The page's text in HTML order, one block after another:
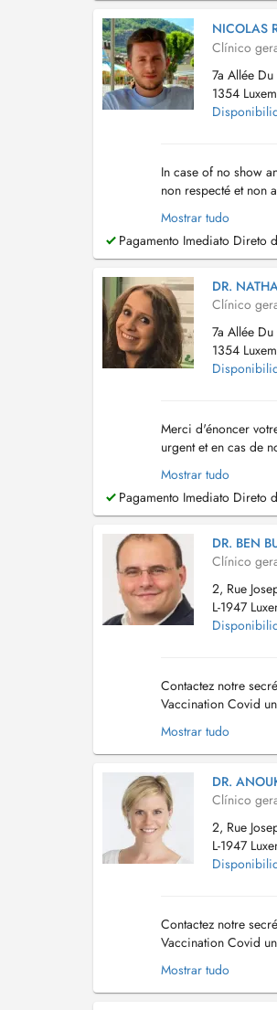
NICOLAS
Clínico
7a Allée
1354
In case of no show
non respecté et non
Mostrar tudo
Pagamento Imediato Direto
DR.
Clínico
7a Allée
1354
Merci d'énoncer
urgent et en cas de
medicent@pt.lu
Mostrar tudo
Pagamento Imediato Direto
DR. BEN
Clínico
2, Rue
L-1947
Contactez notre
Vaccination Covid
d'honoraire pour
Mostrar tudo
DR.
Clínico
2, Rue
L-1947
Contactez notre
Vaccination Covid
d'honoraire pour
Mostrar tudo